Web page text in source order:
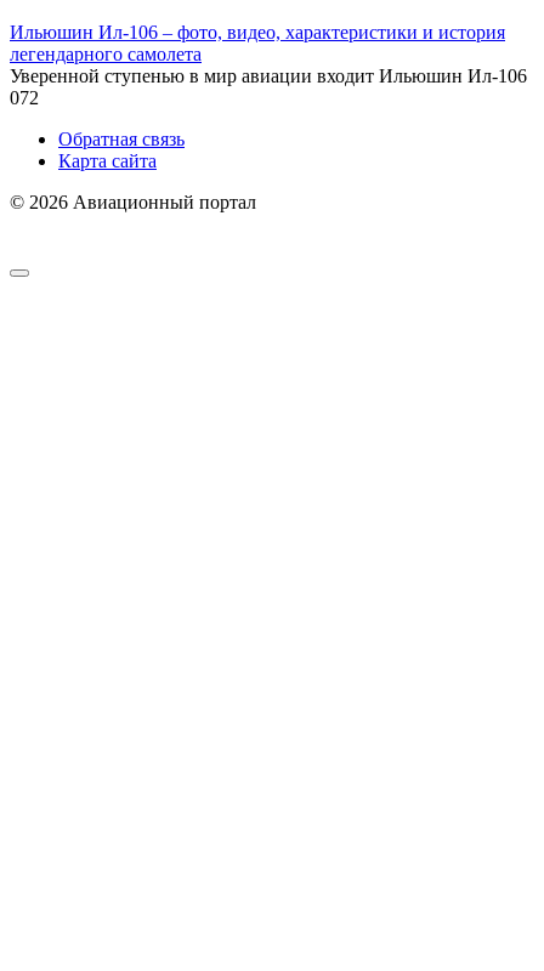
Ильюшин Ил-106 – фото, видео, характеристики и история
легендарного самолета
Уверенной ступенью в мир авиации входит Ильюшин Ил-106
072
Обратная связь
Карта сайта
© 2026 Авиационный портал